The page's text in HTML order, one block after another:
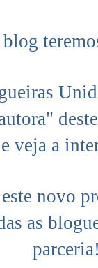
veja a
novo
as